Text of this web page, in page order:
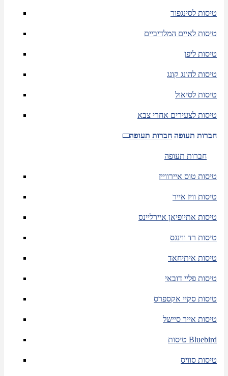
טיסות לסינגפור
טיסות לאיים המלדיביים
טיסות ליפן
טיסות להונג קונג
טיסות לסיאול
טיסות לצעירים אחרי צבא
חברות תעופה חברות תעופה
חברות תעופה
טיסות טוס איירווייז
טיסות וויז אייר
טיסות אתיופיאן איירליינס
טיסות רד ווינגס
טיסות איתיחאד
טיסות פליי דובאי
טיסות סקיי אקספרס
טיסות אייר סיישל
טיסות Bluebird
טיסות סוויס